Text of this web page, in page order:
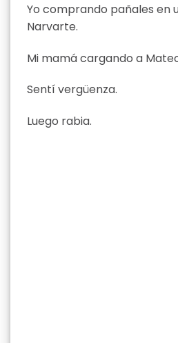
Yo comprando pañales en
Narvarte.
Mi mamá cargando a
Sentí vergüenza.
Luego rabia.